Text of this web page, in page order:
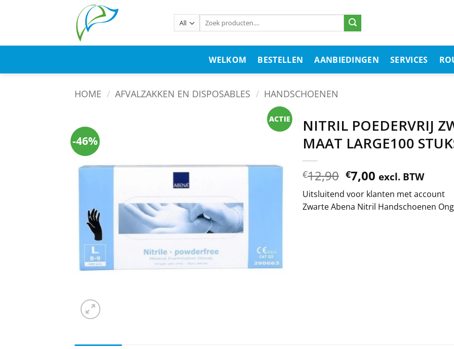
WELKOM BESTELLEN AANBIEDINGEN SERVICES
HOME / AFVALZAKKEN EN DISPOSABLES / HANDSCHOENEN
-46%
ACTIE
NITRIL POEDERVRIJ
MAAT LARGE100
€12,90 €7,00 excl. BTW
Uitsluitend voor klanten met account
Zwarte Abena Nitril Handschoenen